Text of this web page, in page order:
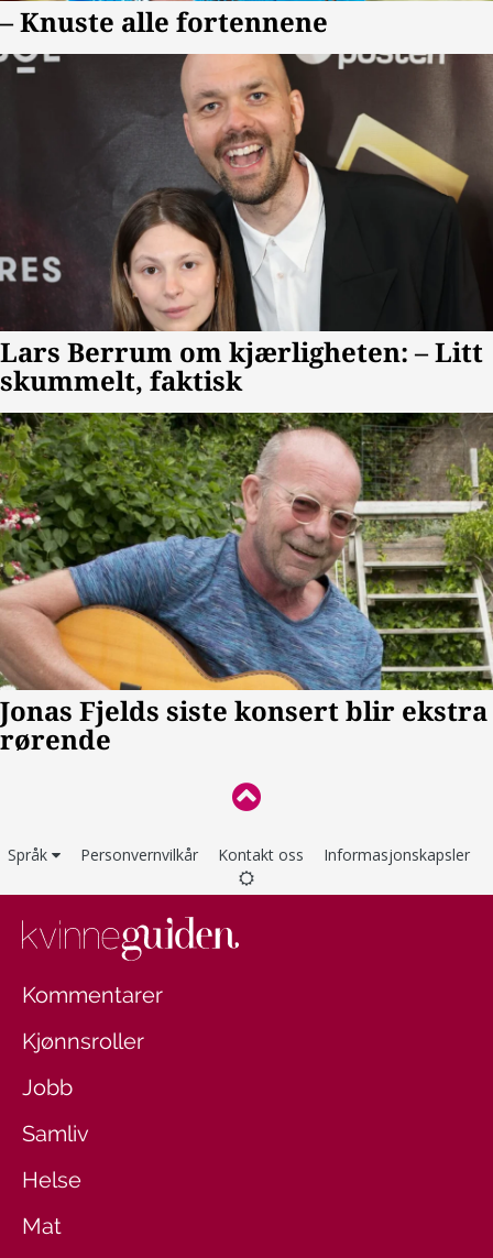
Språk Personvernvilkår Kontakt oss Informasjonskapsler
Kommentarer
Kjønnsroller
Jobb
Samliv
Helse
Mat